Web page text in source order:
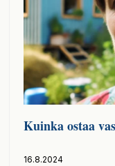
Kuinka ostaa
16.8.2024